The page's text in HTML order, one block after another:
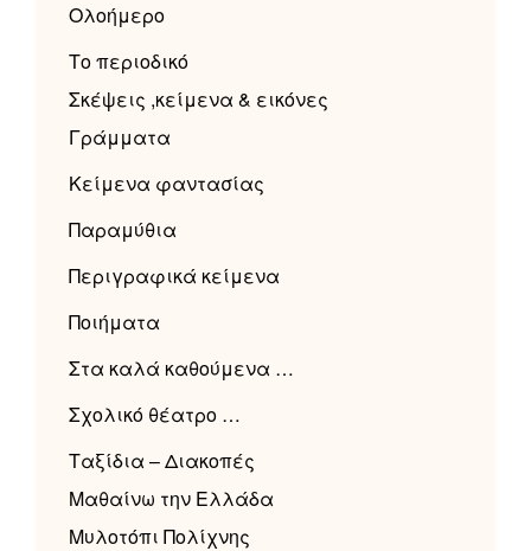
Ολοήμερο
Το περιοδικό
Σκέψεις ,κείμενα & εικόνες
Γράμματα
Κείμενα φαντασίας
Παραμύθια
Περιγραφικά κείμενα
Ποιήματα
Στα καλά καθούμενα …
Σχολικό θέατρο …
Ταξίδια – Διακοπές
Μαθαίνω την Ελλάδα
Μυλοτόπι Πολίχνης